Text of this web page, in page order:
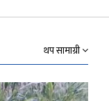
थप सामाग्री